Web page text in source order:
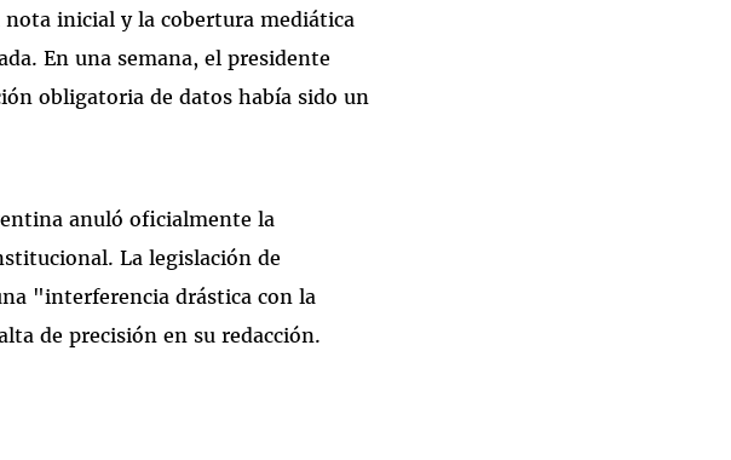
inicial y la cobertura mediática
En una semana, el presidente
obligatoria de datos había sido un
anuló oficialmente la
La legislación de
"interferencia drástica con la
de precisión en su redacción.